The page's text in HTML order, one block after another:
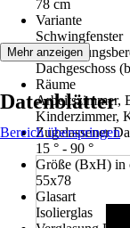
78 cm
Variante
Schwingfenster
Dachgeschoss
Räume
Arbeitszimmer,
Kinderzimmer,
Zugelassener
15 ° - 90 °
Größe (BxH) in
55x78
Glasart
Isolierglas
Mehr anzeigen
Datenblätter
Bereich überspringen